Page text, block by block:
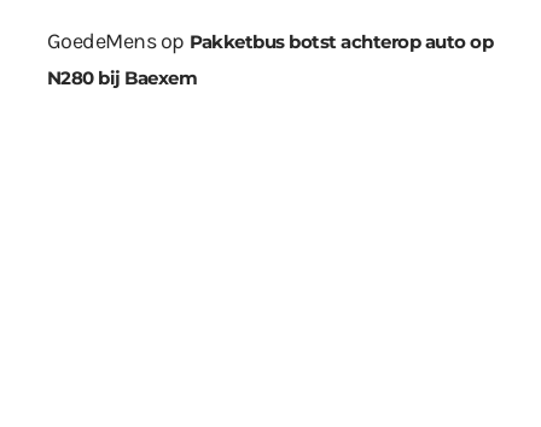
GoedeMensop Pakketbus botst achterop auto op
N280 bij Baexem